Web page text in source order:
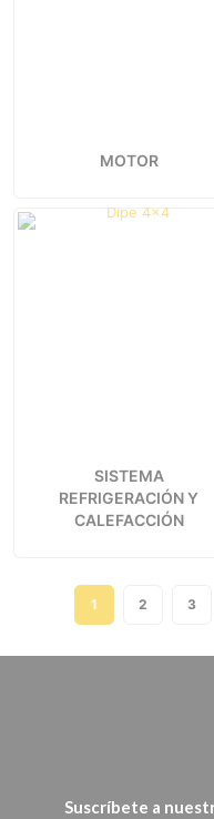
MOTOR
SISTEMA
REFRIGERACIÓN Y
CALEFACCIÓN
1 2 3
Suscríbete a